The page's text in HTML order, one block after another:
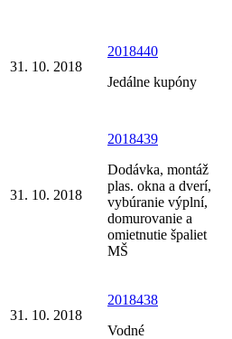
31. 10. 2018
2018440
Jedálne kupóny
31. 10. 2018
2018439
Dodávka, montáž
plas. okna a dverí,
vybúranie výplní,
domurovanie a
omietnutie špaliet
MŠ
31. 10. 2018
2018438
Vodné